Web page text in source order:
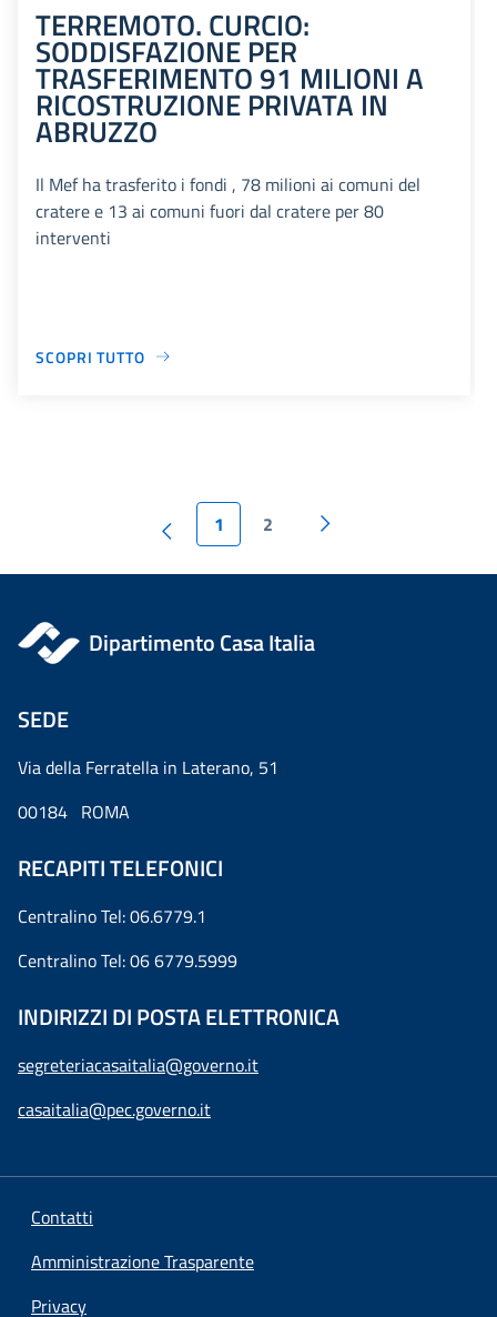
TERREMOTO. CURCIO:
SODDISFAZIONE PER
TRASFERIMENTO 91 MILIONI A
RICOSTRUZIONE PRIVATA IN
ABRUZZO
Il Mef ha trasferito i fondi , 78 milioni ai comuni del
cratere e 13 ai comuni fuori dal cratere per 80
interventi
SCOPRI TUTTO
1 2
Dipartimento Casa Italia
SEDE
Via della Ferratella in Laterano, 51
00184 ROMA
RECAPITI TELEFONICI
Centralino Tel: 06.6779.1
Centralino Tel: 06 6779.5999
INDIRIZZI DI POSTA ELETTRONICA
segreteriacasaitalia@governo.it
casaitalia@pec.governo.it
Contatti
Amministrazione Trasparente
Privacy